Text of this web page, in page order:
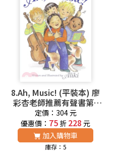
8.Ah, Music! (平裝本) 廖
彩杏老師推薦有聲書第2
年第30週
定價：304 元
優惠價： 75 折 228 元
加入購物車
庫存：5